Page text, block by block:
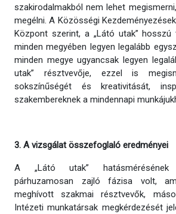
szakirodalmakból nem lehet
megélni. A Közösségi
Központ szerint, a „Látó utak”
minden megyében legyen legalább
minden megye ugyancsak legyen
utak” résztvevője, ezzel is
sokszínűségét és kreativitását,
szakembereknek a mindennapi
3. A vizsgálat összefoglaló eredményei
A „Látó utak”
párhuzamosan zajló fázisa volt,
meghívott szakmai résztvevők,
Intézeti munkatársak megkérdezését